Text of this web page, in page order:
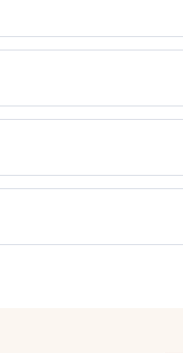
Kiss to orzeźwiająca
gdy aloes i rumianek
skórę odświeżoną i
słodkie nuty, rumianek,
GLYCOL, GLYCERIN,
PPG-26-BUTETH-26, PEG-40
BUTYL